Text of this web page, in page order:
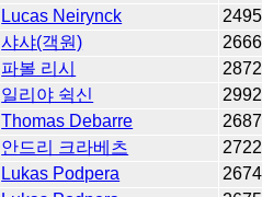
Lucas Neirynck
2495
샤샤(객원)
2666
파볼 리시
2872
일리야 쉭신
2992
Thomas Debarre
2687
안드리 크라베츠
2722
Lukas Podpera
2674